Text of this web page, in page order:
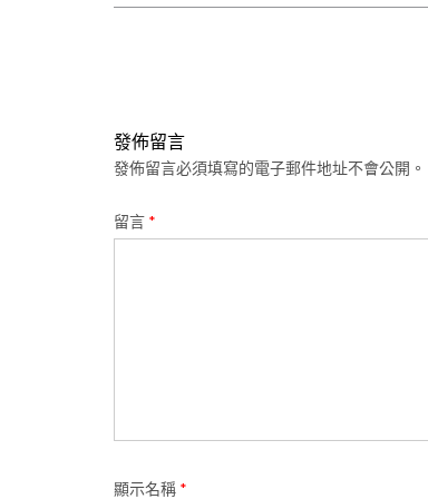
發佈留言
發佈留言必須填寫的電子郵件地址不會公開。
留言 *
顯示名稱 *